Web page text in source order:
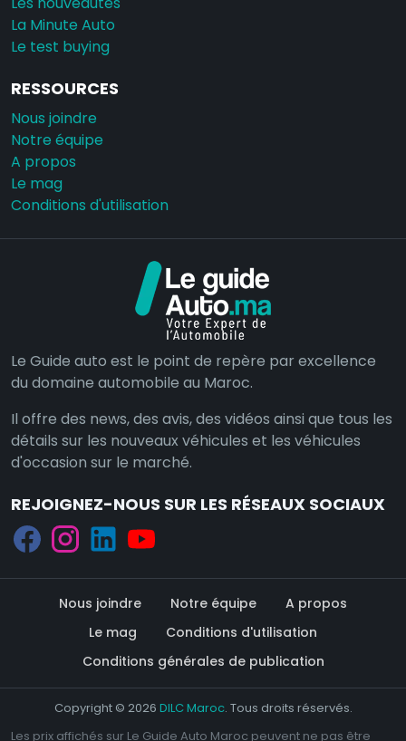
La Minute Auto
Le test buying
RESSOURCES
Nous joindre
Notre équipe
A propos
Le mag
Conditions d'utilisation
Le Guide auto est le point de repère par excellence
du domaine automobile au Maroc.
Il offre des news, des avis, des vidéos ainsi que tous les
détails sur les nouveaux véhicules et les véhicules
d'occasion sur le marché.
REJOIGNEZ-NOUS SUR LES RÉSEAUX SOCIAUX
Nous joindre Notre équipe
A propos
Le mag
Conditions d'utilisation
Conditions générales de publication
Copyright © 2026 DILC Maroc. Tous droits réservés.
Les prix affichés sur Le Guide Auto Maroc peuvent ne pas être